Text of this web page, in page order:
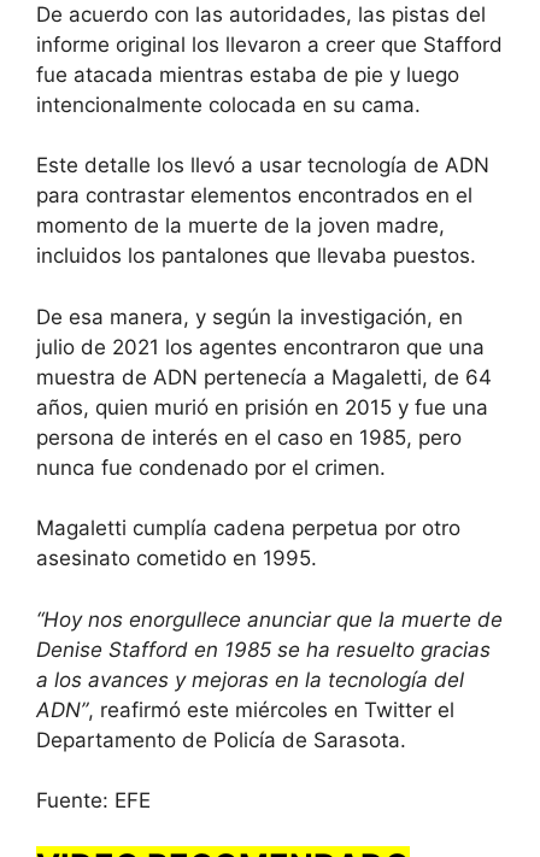
De acuerdo con las autoridades, las pistas del
informe original los llevaron a creer que Stafford
fue atacada mientras estaba de pie y luego
intencionalmente colocada en su cama.
Este detalle los llevó a usar tecnología de ADN
para contrastar elementos encontrados en el
momento de la muerte de la joven madre,
incluidos los pantalones que llevaba puestos.
De esa manera, y según la investigación, en
julio de 2021 los agentes encontraron que una
muestra de ADN pertenecía a Magaletti, de 64
años, quien murió en prisión en 2015 y fue una
persona de interés en el caso en 1985, pero
nunca fue condenado por el crimen.
Magaletti cumplía cadena perpetua por otro
asesinato cometido en 1995.
“Hoy nos enorgullece anunciar que la muerte de
Denise Stafford en 1985 se ha resuelto gracias
a los avances y mejoras en la tecnología del
ADN”, reafirmó este miércoles en Twitter el
Departamento de Policía de Sarasota.
Fuente: EFE